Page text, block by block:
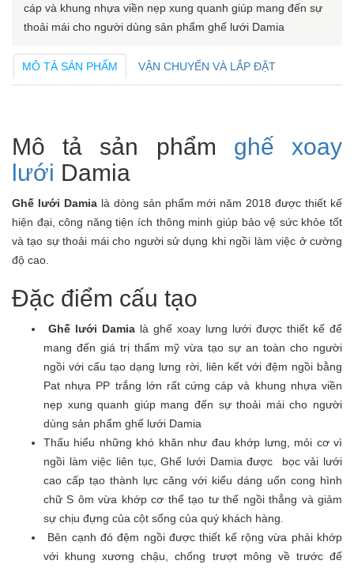
cáp và khung nhựa viền nẹp xung quanh giúp mang đến sự
thoải mái cho người dùng sản phẩm ghế lưới Damia
MÔ TẢ SẢN PHẨM VẬN CHUYỂN VÀ LẮP ĐẶT
Mô tả sản phẩm ghế xoay
lưới Damia
Ghế lưới Damialà dòng sản phẩm mới năm 2018 được thiết kế
hiện đại, công năng tiện ích thông minh giúp bảo vệ sức khỏe tốt
và tạo sự thoải mái cho người sử dụng khi ngồi làm việc ở cường
độ cao.
Đặc điểm cấu tạo
Ghế lưới Damia là ghế xoay lưng lưới được thiết kế để
mang đến giá trị thẩm mỹ vừa tạo sự an toàn cho người
ngồi với cấu tạo dạng lưng rời, liên kết với đệm ngồi bằng
Pat nhựa PP trắng lớn rất cứng cáp và khung nhựa viền
nẹp xung quanh giúp mang đến sự thoải mái cho người
dùng sản phẩm ghế lưới Damia
Thấu hiểu những khó khăn như đau khớp lưng, mỏi cơ vì
ngồi làm việc liên tục, Ghế lưới Damia được bọc vải lưới
cao cấp tạo thành lực căng với kiểu dáng uốn cong hình
chữ S ôm vừa khớp cơ thể tạo tư thế ngồi thẳng và giảm
sự chịu đựng của cột sống của quý khách hàng.
Bên cạnh đó đệm ngồi được thiết kế rộng vừa phải khớp
với khung xương chậu, chống trượt mông về trước để